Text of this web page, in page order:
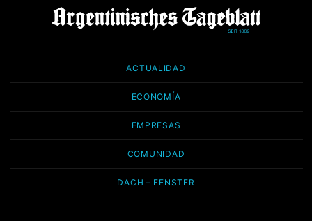
ACTUALIDAD
ECONOMÍA
EMPRESAS
COMUNIDAD
DACH – FENSTER